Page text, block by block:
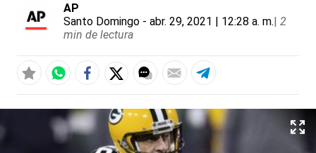
AP
Santo Domingo - abr. 29, 2021 | 12:28 a. m.| 2
min de lectura